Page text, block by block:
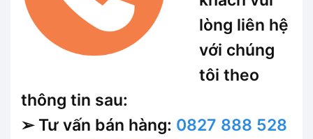
lòng liên hệ
với chúng
tôi theo
thông tin sau:
➢ Tư vấn bán hàng: 0827 888 528